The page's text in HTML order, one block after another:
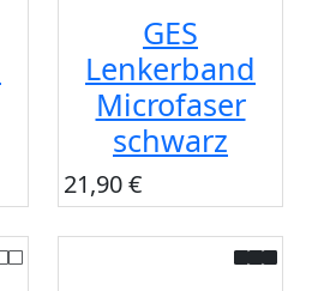
GES
Lenkerband
Microfaser
schwarz
21,90 €